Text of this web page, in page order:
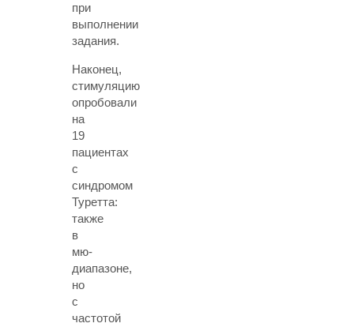
при
выполнении
задания.
Наконец,
стимуляцию
опробовали
на
19
пациентах
с
синдромом
Туретта:
также
в
мю-
диапазоне,
но
с
частотой